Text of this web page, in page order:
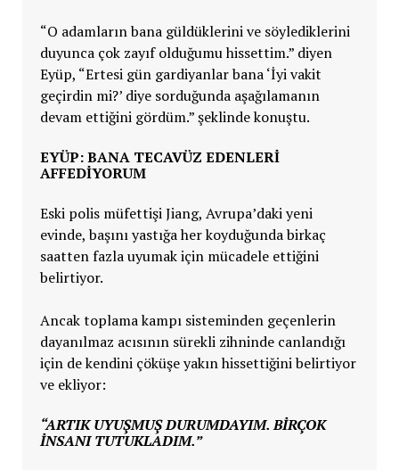
“O adamların bana güldüklerini ve söylediklerini
duyunca çok zayıf olduğumu hissettim.” diyen
Eyüp, “Ertesi gün gardiyanlar bana ‘İyi vakit
geçirdin mi?’ diye sorduğunda aşağılamanın
devam ettiğini gördüm.” şeklinde konuştu.
EYÜP: BANA TECAVÜZ EDENLERI
AFFEDIYORUM
Eski polis müfettişi Jiang, Avrupa’daki yeni
evinde, başını yastığa her koyduğunda birkaç
saatten fazla uyumak için mücadele ettiğini
belirtiyor.
Ancak toplama kampı sisteminden geçenlerin
dayanılmaz acısının sürekli zihninde canlandığı
için de kendini çöküşe yakın hissettiğini belirtiyor
ve ekliyor:
“ARTIK UYUŞMUŞ DURUMDAYIM. BIRÇOK
INSANI TUTUKLADIM.”